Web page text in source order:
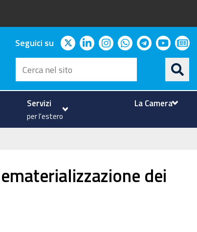
Seguici su twitterlinkedininstagram
whatsapp
telegram
Cerca
nel
sito
Servizi
per l'estero
La Camera
dei